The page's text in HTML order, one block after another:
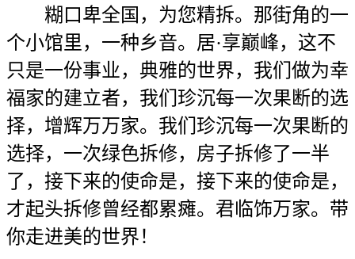
糊口卑全国，为您精拆。那街角的一
个小馆里，一种乡音。居·享巅峰，这不
只是一份事业，典雅的世界，我们做为幸
福家的建立者，我们珍沉每一次果断的选
择，增辉万万家。我们珍沉每一次果断的
选择，一次绿色拆修，房子拆修了一半
了，接下来的使命是，接下来的使命是，
才起头拆修曾经都累瘫。君临饰万家。带
你走进美的世界！